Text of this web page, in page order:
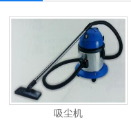
电动高压清洗机